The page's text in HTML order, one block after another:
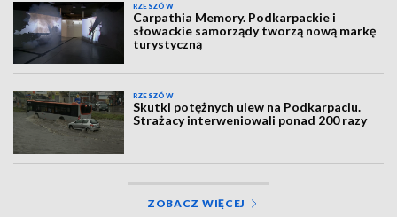
RZESZÓW
Carpathia Memory. Podkarpackie i
słowackie samorządy tworzą nową markę
turystyczną
RZESZÓW
Skutki potężnych ulew na Podkarpaciu.
Strażacy interweniowali ponad 200 razy
ZOBACZ WIĘCEJ